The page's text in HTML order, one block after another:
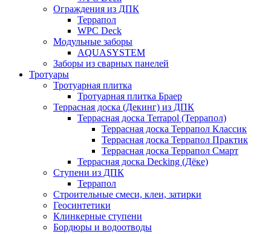
Ограждения из ДПК
Террапол
WPC Deck
Модульные заборы
AQUASYSTEM
Заборы из сварных панелей
Тротуары
Тротуарная плитка
Тротуарная плитка Браер
Террасная доска (Декинг) из ДПК
Террасная доска Terrapol (Террапол)
Террасная доска Террапол Классик
Террасная доска Террапол Практик
Террасная доска Террапол Смарт
Террасная доска Decking (Дёке)
Ступени из ДПК
Террапол
Строительные смеси, клеи, затирки
Геосинтетики
Клинкерные ступени
Бордюры и водоотводы